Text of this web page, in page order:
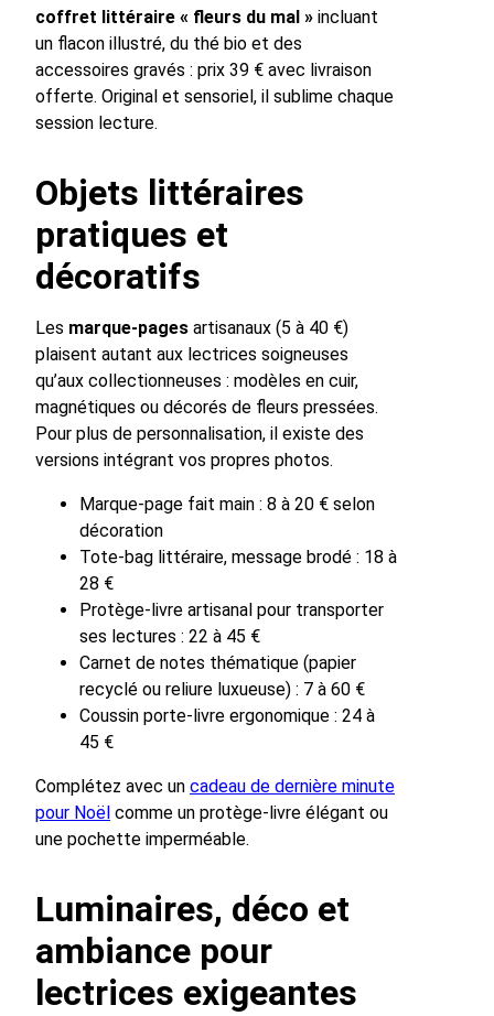
coffret littéraire « fleurs du mal » incluant
un flacon illustré, du thé bio et des
accessoires gravés : prix 39 € avec livraison
offerte. Original et sensoriel, il sublime chaque
session lecture.
Objets littéraires
pratiques et
décoratifs
Les marque-pages artisanaux (5 à 40 €)
plaisent autant aux lectrices soigneuses
qu’aux collectionneuses : modèles en cuir,
magnétiques ou décorés de fleurs pressées.
Pour plus de personnalisation, il existe des
versions intégrant vos propres photos.
Marque-page fait main : 8 à 20 € selon
décoration
Tote-bag littéraire, message brodé : 18 à
28 €
Protège-livre artisanal pour transporter
ses lectures : 22 à 45 €
Carnet de notes thématique (papier
recyclé ou reliure luxueuse) : 7 à 60 €
Coussin porte-livre ergonomique : 24 à
45 €
Complétez avec un cadeau de dernière minute
pour Noël comme un protège-livre élégant ou
une pochette imperméable.
Luminaires, déco et
ambiance pour
lectrices exigeantes